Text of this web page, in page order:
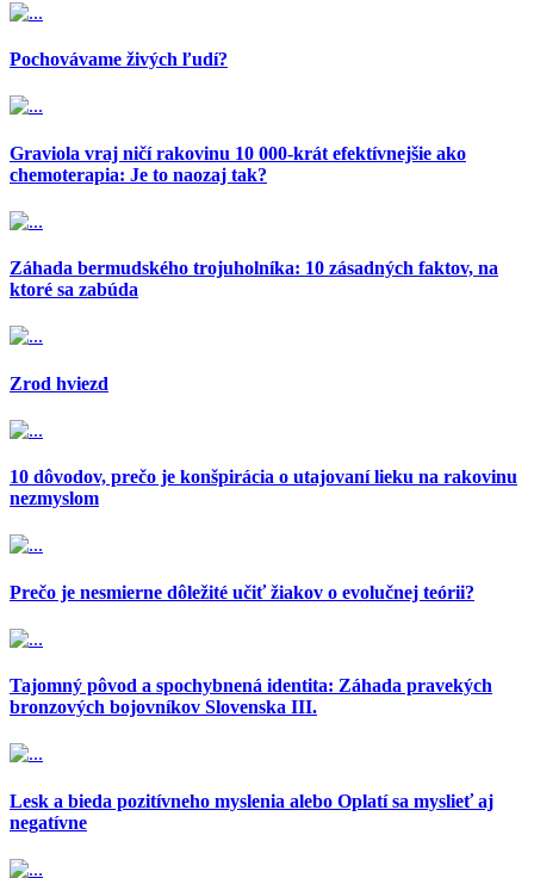
Pochovávame živých ľudí?
Graviola vraj ničí rakovinu 10 000-krát efektívnejšie ako
chemoterapia: Je to naozaj tak?
Záhada bermudského trojuholníka: 10 zásadných faktov, na
ktoré sa zabúda
Zrod hviezd
10 dôvodov, prečo je konšpirácia o utajovaní lieku na rakovinu
nezmyslom
Prečo je nesmierne dôležité učiť žiakov o evolučnej teórii?
Tajomný pôvod a spochybnená identita: Záhada pravekých
bronzových bojovníkov Slovenska III.
Lesk a bieda pozitívneho myslenia alebo Oplatí sa myslieť aj
negatívne